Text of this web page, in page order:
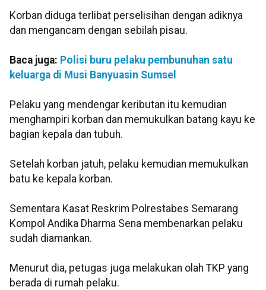
Korban diduga terlibat perselisihan dengan adiknya
dan mengancam dengan sebilah pisau.
Baca juga: Polisi buru pelaku pembunuhan satu
keluarga di Musi Banyuasin Sumsel
Pelaku yang mendengar keributan itu kemudian
menghampiri korban dan memukulkan batang kayu ke
bagian kepala dan tubuh.
Setelah korban jatuh, pelaku kemudian memukulkan
batu ke kepala korban.
Sementara Kasat Reskrim Polrestabes Semarang
Kompol Andika Dharma Sena membenarkan pelaku
sudah diamankan.
Menurut dia, petugas juga melakukan olah TKP yang
berada di rumah pelaku.